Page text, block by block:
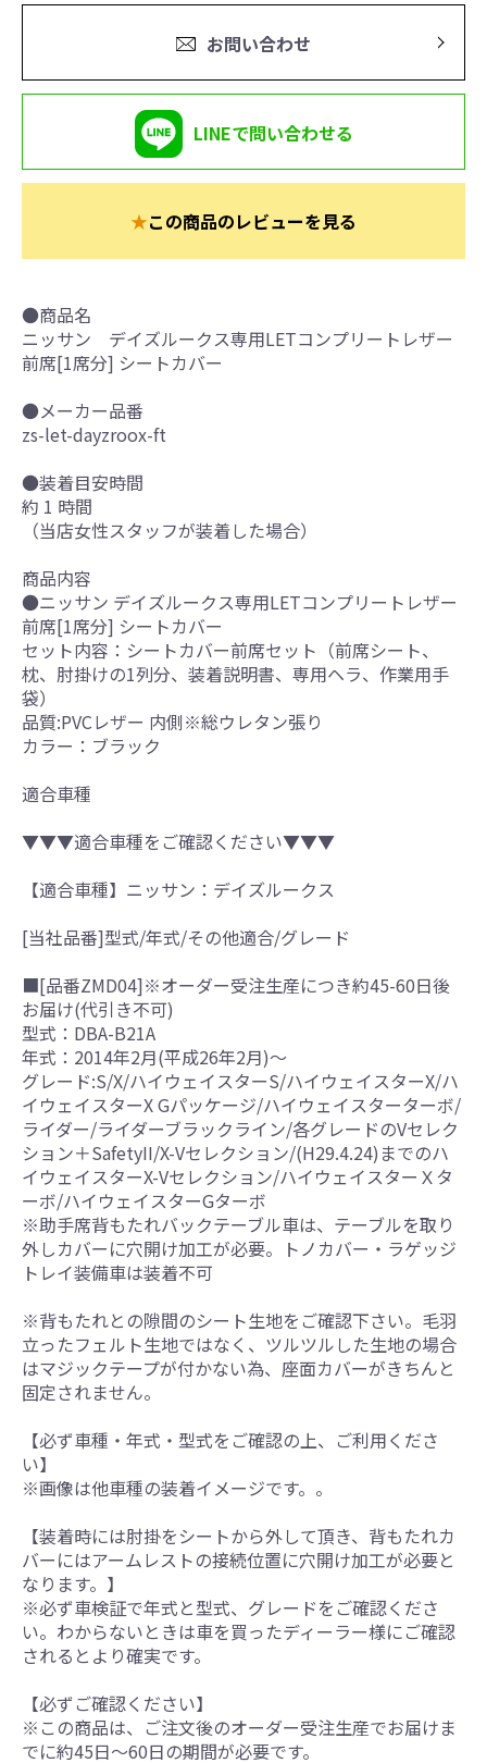
お問い合わせ
LINEで問い合わせる
★この商品のレビューを見る
●商品名
ニッサン デイズルークス専用LETコンプリートレザー
前席[1席分] シートカバー
●メーカー品番
zs-let-dayzroox-ft
●装着目安時間
約 1 時間
（当店女性スタッフが装着した場合）
商品内容
●ニッサン デイズルークス専用LETコンプリートレザー
前席[1席分] シートカバー
セット内容：シートカバー前席セット（前席シート、
枕、肘掛けの1列分、装着説明書、専用ヘラ、作業用手
袋）
品質:PVCレザー 内側※総ウレタン張り
カラー：ブラック
適合車種
▼▼▼適合車種をご確認ください▼▼▼
【適合車種】ニッサン：デイズルークス
[当社品番]型式/年式/その他適合/グレード
■[品番ZMD04]※オーダー受注生産につき約45-60日後
お届け(代引き不可)
型式：DBA-B21A
年式：2014年2月(平成26年2月)～
グレード:S/X/ハイウェイスターS/ハイウェイスターX/ハ
イウェイスターX Gパッケージ/ハイウェイスターターボ/
ライダー/ライダーブラックライン/各グレードのVセレク
ション＋SafetyII/X-Vセレクション/(H29.4.24)までのハ
イウェイスターX-Vセレクション/ハイウェイスターＸタ
ーボ/ハイウェイスターGターボ
※助手席背もたれバックテーブル車は、テーブルを取り
外しカバーに穴開け加工が必要。トノカバー・ラゲッジ
トレイ装備車は装着不可
※背もたれとの隙間のシート生地をご確認下さい。毛羽
立ったフェルト生地ではなく、ツルツルした生地の場合
はマジックテープが付かない為、座面カバーがきちんと
固定されません。
【必ず車種・年式・型式をご確認の上、ご利用くださ
い】
※画像は他車種の装着イメージです。。
【装着時には肘掛をシートから外して頂き、背もたれカ
バーにはアームレストの接続位置に穴開け加工が必要と
なります。】
※必ず車検証で年式と型式、グレードをご確認くださ
い。わからないときは車を買ったディーラー様にご確認
されるとより確実です。
【必ずご確認ください】
※この商品は、ご注文後のオーダー受注生産でお届けま
でに約45日～60日の期間が必要です。